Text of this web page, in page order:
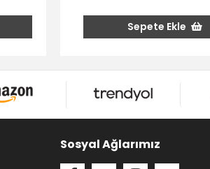
Sepete Ekle
Sosyal Ağlarımız